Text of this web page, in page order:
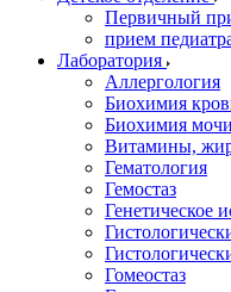
Первичный
прием
Лаборатория
Аллергология
Биохимия
Биохимия мочи
Витамины,
Гематология
Гемостаз
Генетическое
Гомеостаз